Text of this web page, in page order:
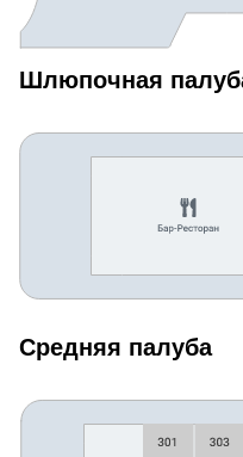
Шлюпочная
Средняя палуба